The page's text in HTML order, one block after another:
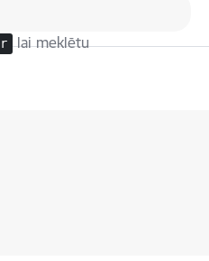
lai meklētu